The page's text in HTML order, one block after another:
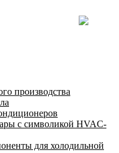
производства
с символикой HVAC-
для холодильной